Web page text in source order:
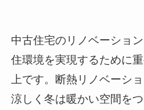
中古住宅のリノベーショ
住環境を実現するために
上です。断熱リノベーシ
涼しく冬は暖かい空間を